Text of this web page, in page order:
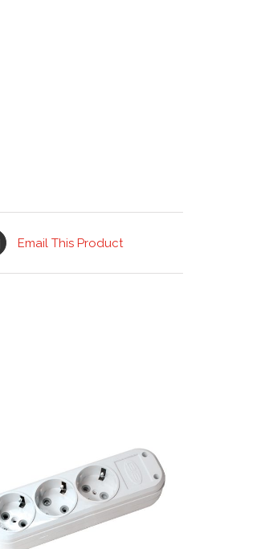
Email This Product